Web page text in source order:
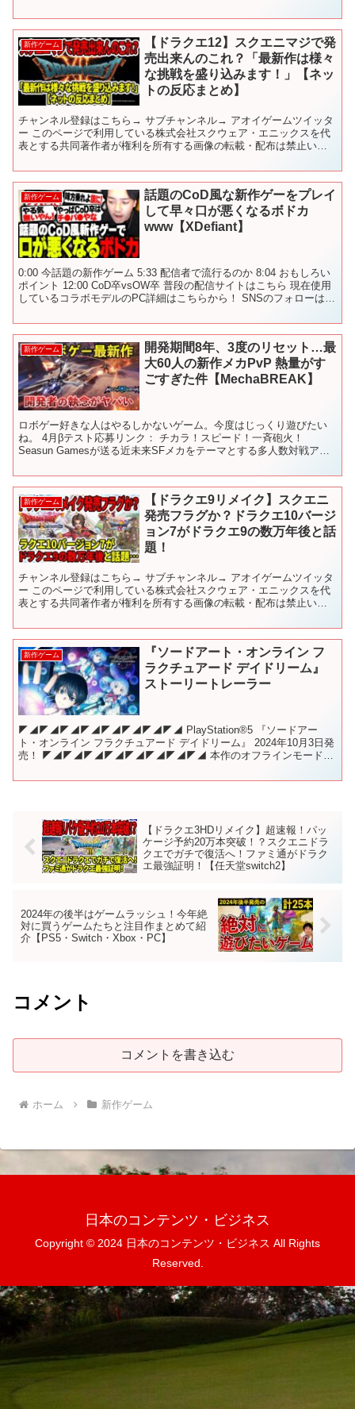
新作ゲーム
【ドラクエ12】スクエニマジで発
売出来んのこれ？「最新作は様々
な挑戦を盛り込みます！」【ネッ
トの反応まとめ】
チャンネル登録はこちら→ サブチャンネル→ アオイゲームツイッタ
ー このページで利用している株式会社スクウェア・エニックスを代
表とする共同著作者が権利を所有する画像の転載・配布は禁止いた
新作ゲーム
話題のCoD風な新作ゲーをプレイ
して早々口が悪くなるボドカ
www【XDefiant】
0:00 今話題の新作ゲーム 5:33 配信者で流行るのか 8:04 おもしろい
ポイント 12:00 CoD卒vsOW卒 普段の配信サイトはこちら 現在使用
しているコラボモデルのPC詳細はこちらから！ SNSのフォローはこ
新作ゲーム
開発期間8年、3度のリセット…最
大60人の新作メカPvP 熱量がす
ごすぎた件【MechaBREAK】
ロボゲー好きな人はやるしかないゲーム。今度はじっくり遊びたい
ね。 4月βテスト応募リンク： チカラ！スピード！一斉砲火！
Seasun Gamesが送る近未来SFメカをテーマとする多人数対戦アク
新作ゲーム
【ドラクエ9リメイク】スクエニ
発売フラグか？ドラクエ10バージ
ョン7がドラクエ9の数万年後と話
題！
チャンネル登録はこちら→ サブチャンネル→ アオイゲームツイッタ
ー このページで利用している株式会社スクウェア・エニックスを代
表とする共同著作者が権利を所有する画像の転載・配布は禁止いた
新作ゲーム
『ソードアート・オンライン フ
ラクチュアード デイドリーム』
ストーリートレーラー
◤◢◤◢◤◢◤◢◤◢◤◢◤◢◤◢ PlayStation®5 『ソードアー
ト・オンライン フラクチュアード デイドリーム』 2024年10月3日発
売！ ◤◢◤◢◤◢◤◢◤◢◤◢◤◢◤◢ 本作のオフラインモードに
【ドラクエ3HDリメイク】超速報！パッ
ケージ予約20万本突破！？スクエニドラ
クエでガチで復活へ！ファミ通がドラク
エ最強証明！【任天堂switch2】
2024年の後半はゲームラッシュ！今年絶
対に買うゲームたちと注目作まとめて紹
介【PS5・Switch・Xbox・PC】
コメント
コメントを書き込む
ホーム 新作ゲーム
日本のコンテンツ・ビジネス
Copyright © 2024 日本のコンテンツ・ビジネス All Rights
Reserved.